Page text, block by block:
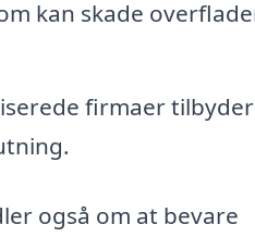
kan skade
firmaer tilbyder
også om at bevare